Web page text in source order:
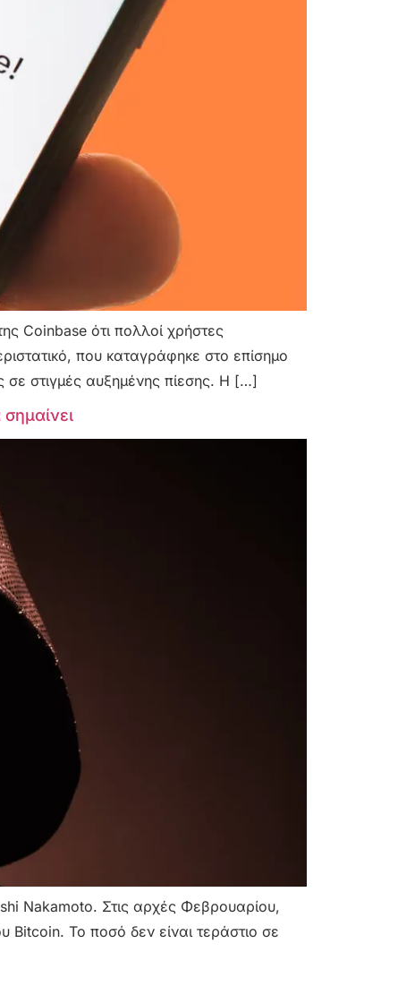
Coinbase ότι πολλοί χρήστες
που καταγράφηκε στο επίσημο
σε στιγμές αυξημένης πίεσης. Η […]
Nakamoto. Στις αρχές Φεβρουαρίου,
Bitcoin. Το ποσό δεν είναι τεράστιο σε